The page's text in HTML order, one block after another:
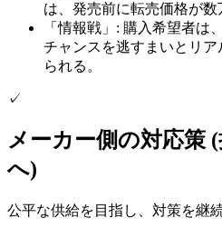
は、発売前に転売価格が数
「情報戦」: 購入希望者は
チャンスを逃すまいとリ
られる。
✓
メーカー側の対応策
へ)
公平な供給を目指し、対策を継